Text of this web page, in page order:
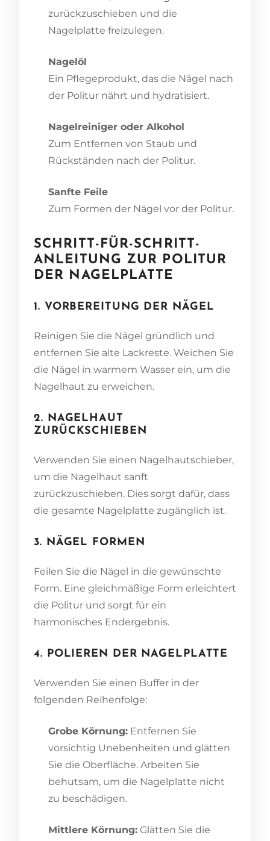
zurückzuschieben und die
Nagelplatte freizulegen.
Nagelöl
Ein Pflegeprodukt, das die Nägel nach
der Politur nährt und hydratisiert.
Nagelreiniger oder Alkohol
Zum Entfernen von Staub und
Rückständen nach der Politur.
Sanfte Feile
Zum Formen der Nägel vor der Politur.
SCHRITT-FÜR-SCHRITT-
ANLEITUNG ZUR POLITUR
DER NAGELPLATTE
1. VORBEREITUNG DER NÄGEL
Reinigen Sie die Nägel gründlich und
entfernen Sie alte Lackreste. Weichen Sie
die Nägel in warmem Wasser ein, um die
Nagelhaut zu erweichen.
2. NAGELHAUT
ZURÜCKSCHIEBEN
Verwenden Sie einen Nagelhautschieber,
um die Nagelhaut sanft
zurückzuschieben. Dies sorgt dafür, dass
die gesamte Nagelplatte zugänglich ist.
3. NÄGEL FORMEN
Feilen Sie die Nägel in die gewünschte
Form. Eine gleichmäßige Form erleichtert
die Politur und sorgt für ein
harmonisches Endergebnis.
4. POLIEREN DER NAGELPLATTE
Verwenden Sie einen Buffer in der
folgenden Reihenfolge:
Grobe Körnung: Entfernen Sie
vorsichtig Unebenheiten und glätten
Sie die Oberfläche. Arbeiten Sie
behutsam, um die Nagelplatte nicht
zu beschädigen.
Mittlere Körnung: Glätten Sie die